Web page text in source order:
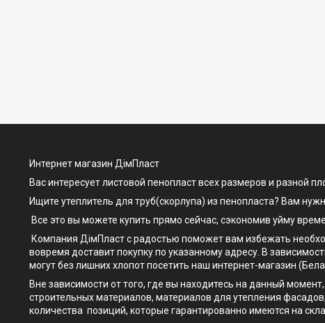
Интернет магазин ДімПласт
Вас интересует листовой пенопласт всех размеров и разной
Ищите утеплитель для труб(скорлупа) из пенопласта? Вам
Все это вы можете купить прямо сейчас, сэкономив уйму
Компания ДімПласт с радостью поможет вам избежать
вовремя доставит покупку по указанному адресу. В
могут без лишних хлопот посетить наш интернет-магазин
Вне зависимости от того, где вы находитесь на данный
строительных материалов, материалов для утепления
количества позиций, которые гарантированно имеются на